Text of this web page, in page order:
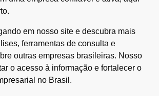
em nosso site e descubra mais
ferramentas de consulta e
outras empresas brasileiras. Nosso
o acesso à informação e fortalecer o
no Brasil.